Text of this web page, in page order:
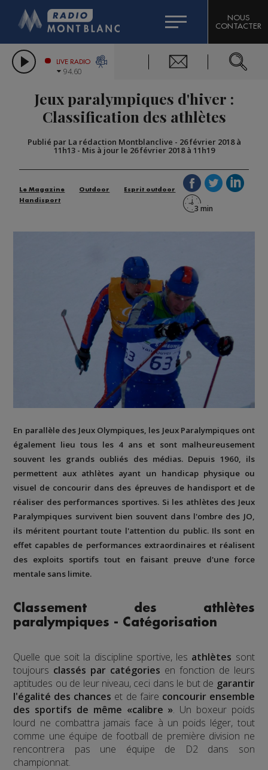
LES CHRONIQUES DE L'EXPERT
CITIZEN MACHINERY
GRAND MASSIF DOMAINES SKIABLES
BIGARD
COMPAGNIE DU MONT-BLANC
NOUS
CONTACTER
LIVE RADIO
94.60
Jeux paralympiques d'hiver :
Classification des athlètes
Publié par La rédaction Montblanclive - 26 février 2018 à
11h13- Mis à jour le 26 février 2018 à 11h19
Le Magazine Outdoor
Esprit outdoor
Handisport
En parallèle des Jeux Olympiques, les Jeux Paralympiques ont
également lieu tous les 4 ans et sont malheureusement
souvent les grands oubliés des médias. Depuis 1960, ils
permettent aux athlètes ayant un handicap physique ou
visuel de concourir dans des épreuves de handisport et de
réaliser des performances sportives. Si les athlètes des Jeux
Paralympiques survivent bien souvent dans l'ombre des JO,
ils méritent pourtant toute l'attention du public. Ils sont en
effet capables de performances extraordinaires et réalisent
des exploits sportifs tout en faisant preuve d'une force
mentale sans limite.
Classement des athlètes
paralympiques - Catégorisation
Quelle que soit la discipline sportive, les athlètes sont
toujours classés par catégories en fonction de leurs
aptitudes ou de leur niveau, ceci dans le but de garantir
l'égalité des chances et de faire concourir ensemble
des sportifs de même «calibre ». Un boxeur poids
lourd ne combattra jamais face à un poids léger, tout
comme une équipe de football de première division ne
rencontrera pas une équipe de D2 dans son
championnat.